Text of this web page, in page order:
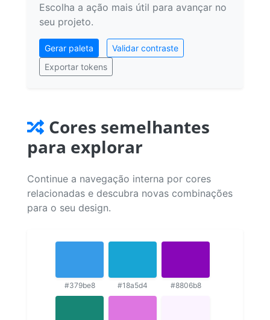
Escolha a ação mais útil para avançar no
seu projeto.
Gerar paleta
Validar contraste
Exportar tokens
Cores semelhantes
para explorar
Continue a navegação interna por cores
relacionadas e descubra novas combinações
para o seu design.
#379be8 #18a5d4 #8806b8